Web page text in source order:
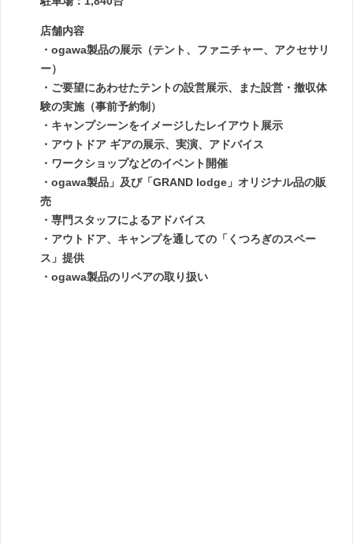
店舗内容
・ogawa製品の展示（テント、ファニチャー、アクセサリ
ー）
・ご要望にあわせたテントの設営展示、また設営・撤収体
験の実施（事前予約制）
・キャンプシーンをイメージしたレイアウト展示
・アウトドア ギアの展示、実演、アドバイス
・ワークショップなどのイベント開催
・ogawa製品」及び「GRAND lodge」オリジナル品の販
売
・専門スタッフによるアドバイス
・アウトドア、キャンプを通しての「くつろぎのスペー
ス」提供
・ogawa製品のリペアの取り扱い